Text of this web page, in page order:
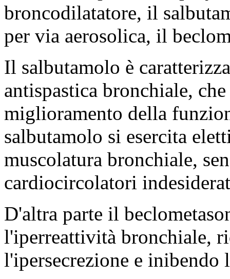
broncodilatatore, il
per via aerosolica, il
Il salbutamolo è
antispastica bronchiale,
miglioramento della
salbutamolo si esercita
muscolatura bronchiale,
cardiocircolatori
D'altra parte il
l'iperreattività bronchiale,
l'ipersecrezione e inibendo